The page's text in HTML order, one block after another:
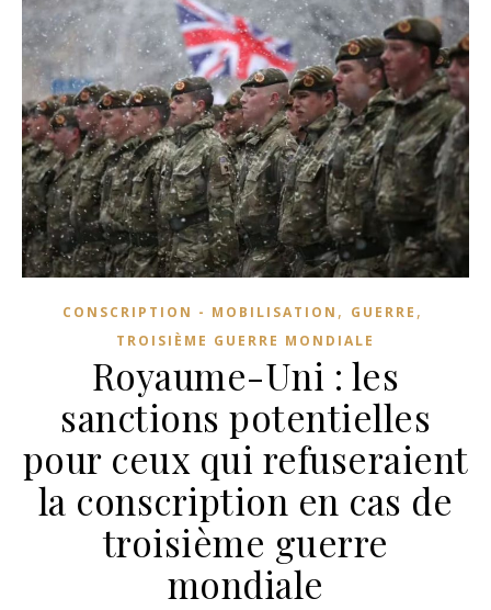
CONSCRIPTION - MOBILISATION , GUERRE ,
TROISIÈME GUERRE MONDIALE
Royaume-Uni : les
sanctions potentielles
pour ceux qui refuseraient
la conscription en cas de
troisième guerre
mondiale